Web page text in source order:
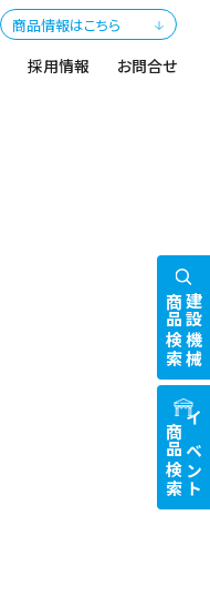
商品情報はこちら
採用情報 お問合せ
建設機械
商品検索
イベント
商品検索